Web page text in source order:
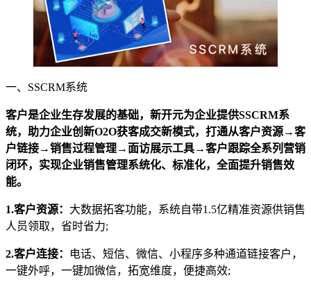
一、SSCRM系统
客户是企业生存发展的基础，新开元为企业提供SSCRM系
统，助力企业创新O2O获客成交新模式，打通从客户资源→客
户链接→销售过程管理→面访展示工具→客户跟踪全系列营销
闭环，实现企业销售管理系统化、标准化，全面提升销售效
能。
1.客户资源： 大数据拓客功能，系统自带1.5亿精准资源供销售
人员领取，省时省力;
2.客户连接：
电话、短信、微信、小程序多种通道链接客户，
一键外呼，一键加微信，拓宽维度，便捷高效;